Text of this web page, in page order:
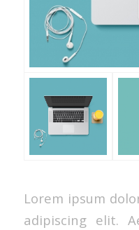
Lorem ipsum
adipiscing elit.